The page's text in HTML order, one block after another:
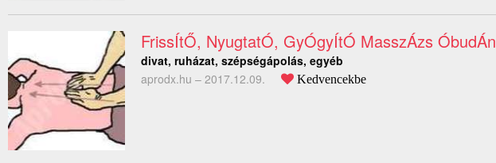
FrissÍtŐ, NyugtatÓ, GyÓgyÍtÓ MasszÁzs ÓbudÁn
divat, ruházat, szépségápolás, egyéb
aprodx.hu – 2017.12.09. Kedvencekbe